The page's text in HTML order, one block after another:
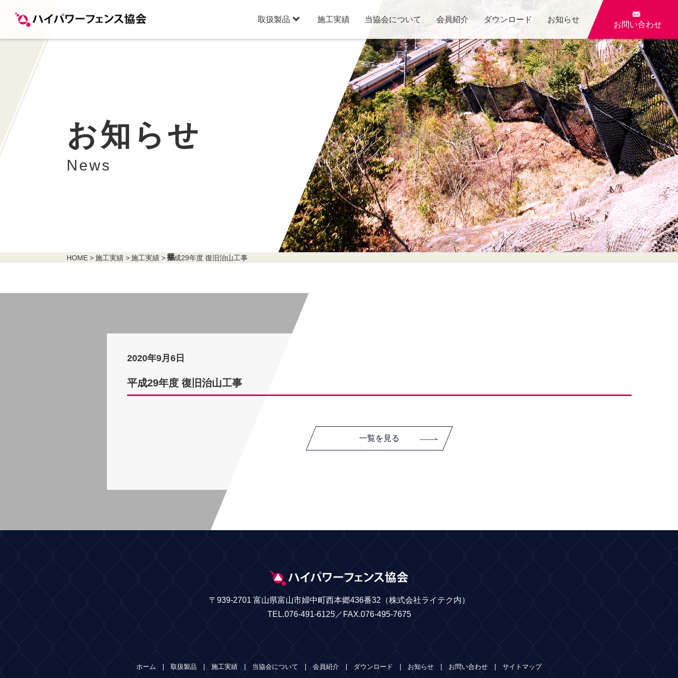
取扱製品  施工実績 当協会について 会員紹介 ダウンロード お知らせ 
お問い合わせ
お知らせ
News
HOME 施工実績 施工実績 平成29年度 復旧治山工事
2020年9月6日
平成29年度 復旧治山工事
一覧を見る
〒939-2701 富山県富山市婦中町西本郷436番32 （株式会社ライテク内）
TEL.076-491-6125／FAX.076-495-7675
ホーム 取扱製品 施工実績 当協会について 会員紹介 ダウンロード お知らせ お問い合わせ サイトマップ